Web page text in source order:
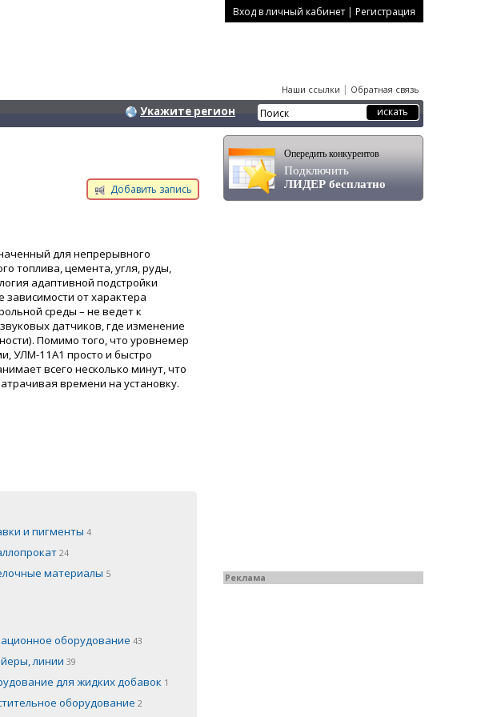
Вход в личный кабинет | Регистрация
Наши ссылки | Обратная связь
Укажите регион
Добавить запись
для непрерывного
топлива, цемента, угля, руды,
адаптивной подстройки
зависимости от характера
среды – не ведет к
датчиков, где изменение
Помимо того, что уровнемер
УЛМ-11А1 просто и быстро
всего несколько минут, что
времени на установку.
и пигменты 4
24
материалы 5
оборудование 43
линии 39
для жидких добавок 1
оборудование 2
Опередить конкурентов
Подключить
ЛИДЕР бесплатно
Реклама